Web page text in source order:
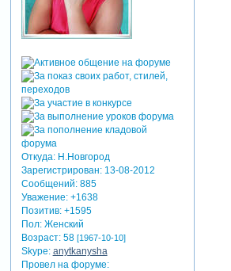
Откуда:Н.Новгород
Зарегистрирован: 13-08-2012
Сообщений:885
Уважение: +1638
Позитив: +1595
Пол:Женский
Возраст:58 [1967-10-10]
Skype: anytkanysha
Провел на форуме: